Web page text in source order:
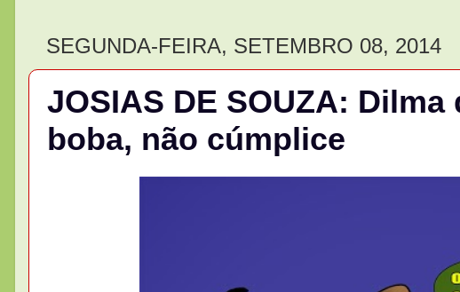
SEGUNDA-FEIRA, SETEMBRO 08, 2014
JOSIAS DE SOUZA:
boba, não cúmplice